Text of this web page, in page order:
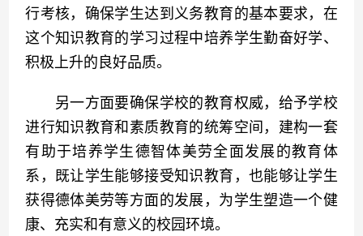
行考核，确保学生达到义务教育的基本要求，在
这个知识教育的学习过程中培养学生勤奋好学、
积极上升的良好品质。
另一方面要确保学校的教育权威，给予学校
进行知识教育和素质教育的统筹空间，建构一套
有助于培养学生德智体美劳全面发展的教育体
系，既让学生能够接受知识教育，也能够让学生
获得德体美劳等方面的发展，为学生塑造一个健
康、充实和有意义的校园环境。